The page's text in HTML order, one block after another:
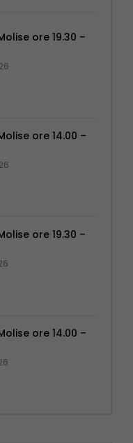
ore 19.30 –
ore 14.00 –
ore 19.30 –
ore 14.00 –